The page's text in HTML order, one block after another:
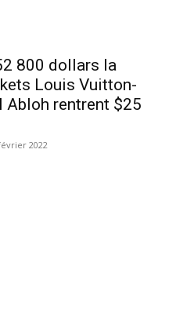
800 dollars la
Louis Vuitton-
Abloh rentrent $25
2022